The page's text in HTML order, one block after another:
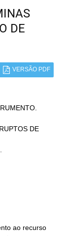
DE
VERSÃO PDF
ao recurso